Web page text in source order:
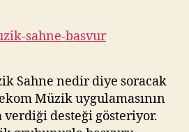
Sahne nedir diye soracak
Müzik uygulamasının
verdiği desteği gösteriyor.